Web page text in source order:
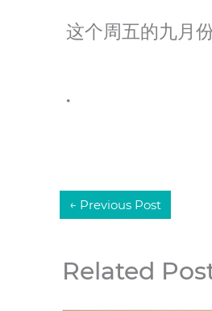
这个周五的九月
.
← Previous Post
Related